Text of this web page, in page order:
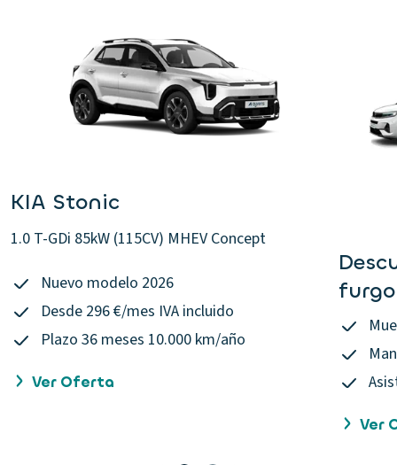
KIA Stonic
1.0 T-GDi 85kW (115CV) MHEV Concept
Nuevo modelo 2026
Desde 296 €/mes IVA incluido
Plazo 36 meses 10.000 km/año
Ver Oferta
Ver